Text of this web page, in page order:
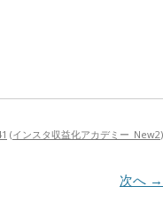
(インスタ収益化アカデミー_New2)
次へ →